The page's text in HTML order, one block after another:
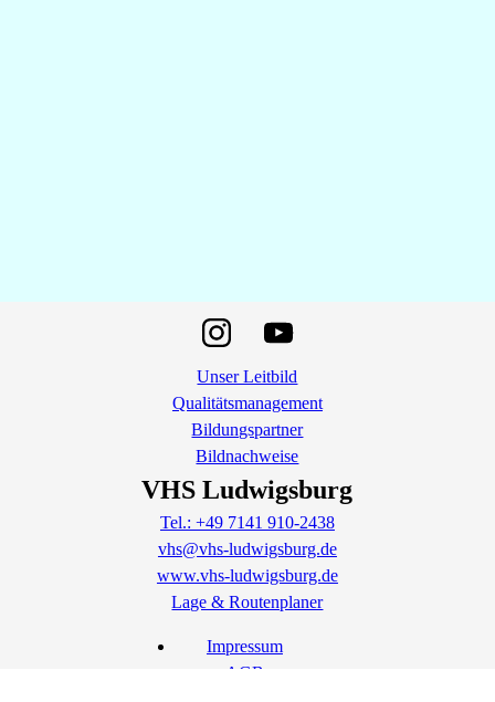
Unser Leitbild
Qualitätsmanagement
Bildungspartner
Bildnachweise
VHS Ludwigsburg
Tel.: +49 7141 910-2438
vhs@vhs-ludwigsburg.de
www.vhs-ludwigsburg.de
Lage & Routenplaner
Impressum
AGB